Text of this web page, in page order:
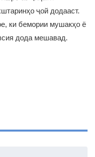
ҷой додааст.
ки бемории мушакҳо ё
дода мешавад.